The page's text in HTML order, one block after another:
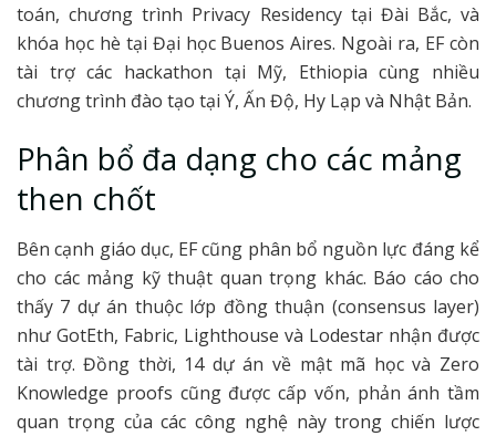
toán, chương trình Privacy Residency tại Đài Bắc, và
khóa học hè tại Đại học Buenos Aires. Ngoài ra, EF còn
tài trợ các hackathon tại Mỹ, Ethiopia cùng nhiều
chương trình đào tạo tại Ý, Ấn Độ, Hy Lạp và Nhật Bản.
Phân bổ đa dạng cho các mảng
then chốt
Bên cạnh giáo dục, EF cũng phân bổ nguồn lực đáng kể
cho các mảng kỹ thuật quan trọng khác. Báo cáo cho
thấy 7 dự án thuộc lớp đồng thuận (consensus layer)
như GotEth, Fabric, Lighthouse và Lodestar nhận được
tài trợ. Đồng thời, 14 dự án về mật mã học và Zero
Knowledge proofs cũng được cấp vốn, phản ánh tầm
quan trọng của các công nghệ này trong chiến lược